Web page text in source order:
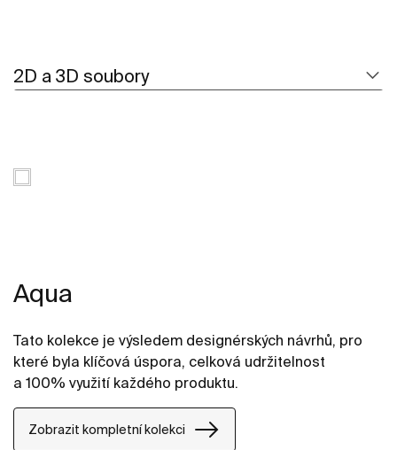
2D a 3D soubory
Aqua
Tato kolekce je výsledem designérských návrhů, pro
které byla klíčová úspora, celková udržitelnost
a 100% využití každého produktu.
Zobrazit kompletní kolekci